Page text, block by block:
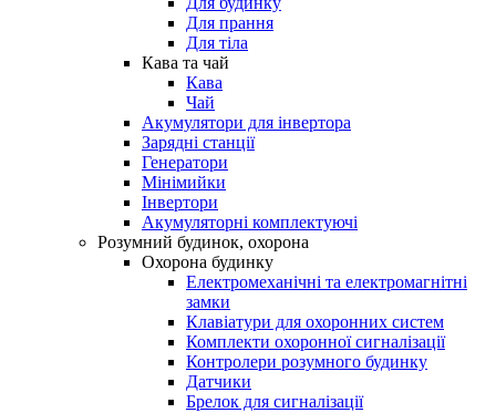
Для прання
Для тіла
Кава та чай
Кава
Чай
Акумулятори для інвертора
Зарядні станції
Генератори
Мінімийки
Інвертори
Акумуляторні комплектуючі
Розумний будинок, охорона
Охорона будинку
Електромеханічні та електромагнітні
замки
Клавіатури для охоронних систем
Комплекти охоронної сигналізації
Контролери розумного будинку
Датчики
Брелок для сигналізації